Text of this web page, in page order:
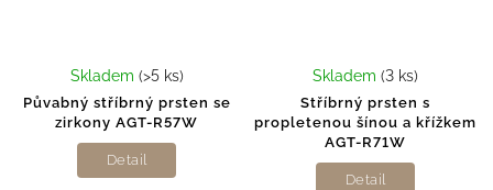
Půvabný stříbrný prsten se
zirkony AGT-R57W
Skladem (>5 ks)
Detail
Stříbrný prsten s
propletenou šínou a křížkem
AGT-R71W
Skladem(3 ks)
Detail